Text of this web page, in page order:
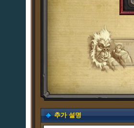
추가 설명